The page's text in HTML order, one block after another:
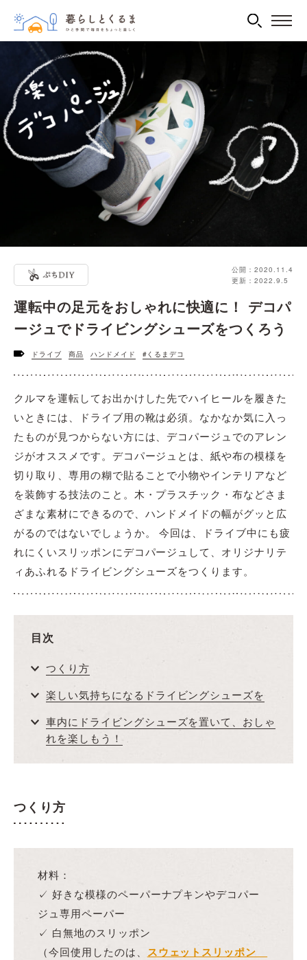
公開：2020.11.4
更新：2022.9.5
運転中の足元をおしゃれに快適に！ デコパ
ージュでドライビングシューズをつくろう
ドライブ 商品 ハンドメイド #くるまデコ
クルマを運転してお出かけした先でハイヒールを履きた
いときには、ドライブ用の靴は必須。なかなか気に入っ
たものが見つからない方には、デコパージュでのアレン
ジがオススメです。デコパージュとは、紙や布の模様を
切り取り、専用の糊で貼ることで小物やインテリアなど
を装飾する技法のこと。木・プラスチック・布などさま
ざまな素材にできるので、ハンドメイドの幅がグッと広
がるのではないでしょうか。 今回は、ドライブ中にも疲
れにくいスリッポンにデコパージュして、オリジナリテ
ィあふれるドライビングシューズをつくります。
目次
つくり方
楽しい気持ちになるドライビングシューズを
車内にドライビングシューズを置いて、おしゃ
れを楽しもう！
つくり方
材料：
✓ 好きな模様のペーパーナプキンやデコパー
ジュ専用ペーパー
✓ 白無地のスリッポン
（今回使用したのは、 スウェットスリッポン